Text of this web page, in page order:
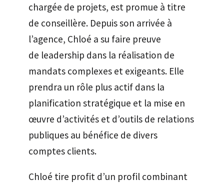
chargée de projets, est promue à titre
de conseillère. Depuis son arrivée à
l’agence, Chloé a su faire preuve
de leadership dans la réalisation de
mandats complexes et exigeants. Elle
prendra un rôle plus actif dans la
planification stratégique et la mise en
œuvre d’activités et d’outils de relations
publiques au bénéfice de divers
comptes clients.
Chloé tire profit d’un profil combinant